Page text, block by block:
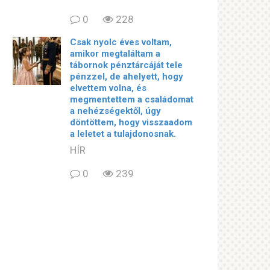
0
228
Csak nyolc éves voltam,
amikor megtaláltam a
tábornok pénztárcáját tele
pénzzel, de ahelyett, hogy
elvettem volna, és
megmentettem a családomat
a nehézségektől, úgy
döntöttem, hogy visszaadom
a leletet a tulajdonosnak.
HÍR
0
239